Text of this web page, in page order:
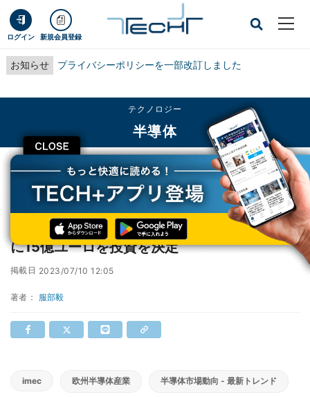
ログイン 新規会員登録
お知らせ プライバシーポリシーを一部改訂しました
CLOSE
テクノロジー
半導体
TECH+ テクノロジー
半導体
ベルギーフランダース政府がEUと共同でimecに15億ユーロを投資を決定
ベルギーフランダース政府がEUと共同でimec
に15億ユーロを投資を決定
掲載日 2023/07/10 12:05
著者： 服部毅
imec 欧州半導体産業 半導体市場動向 - 最新トレンド